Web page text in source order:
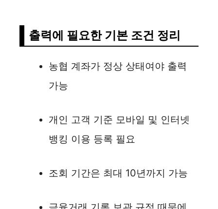
출력에 필요한 기본 조건 정리
농협 계좌가 정상 상태여야 출력
가능
개인 고객 기준 모바일 및 인터넷
뱅킹 이용 등록 필요
조회 기간은 최대 10년까지 가능